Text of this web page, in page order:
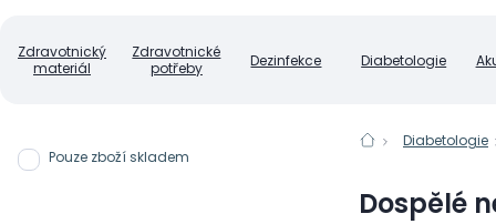
Zdravotnický
materiál
Zdravotnické
potřeby
Dezinfekce Diabetologie
Pouze zboží skladem
Diabetologie
Dospělé